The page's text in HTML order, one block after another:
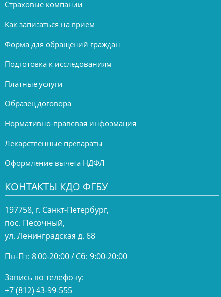
Страховые компании
Как записаться на прием
Форма для обращений граждан
Подготовка к исследованиям
Платные услуги
Образец договора
Нормативно-правовая информация
Лекарственные препараты
Оформление вычета НДФЛ
КОНТАКТЫ КДО ФГБУ
197758, г. Санкт-Петербург,
пос. Песочный,
ул. Ленинградская д. 68
Пн-Пт: 8:00-20:00 / Сб: 9:00-20:00
Запись по телефону:
+7 (812) 43-99-555